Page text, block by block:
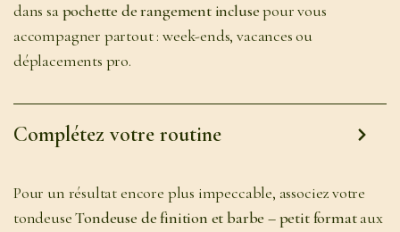
dans sapochette de rangement inclusepour vous
accompagner partout : week-ends, vacances ou
déplacements pro.
Complétez votre routine
Pour un résultat encore plus impeccable, associez votre
tondeuseTondeuse de finition et barbe – petit formataux